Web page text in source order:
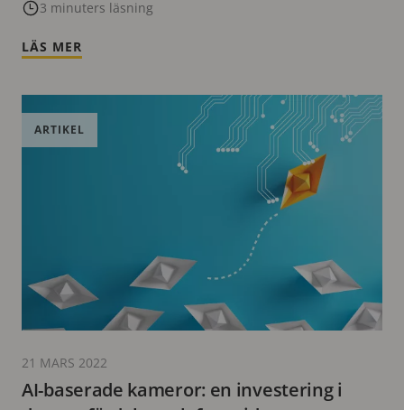
3 minuters läsning
LÄS MER
AI-baserade kameror: en investering i
ARTIKEL
21 MARS 2022